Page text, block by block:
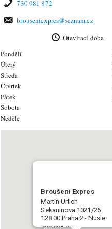
730 981 872
brouseniexpres@seznam.cz
Otevírací doba
Pondělí
Úterý
Středa
Čtvrtek
Pátek
Sobota
Neděle
Broušení Expres
Martin Urlich
Sekaninova 1021/26
128 00 Praha 2 - Nusle